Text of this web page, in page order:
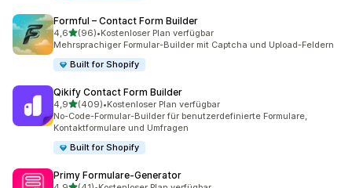
Formful – Contact Form Builder
4,6von 5 Sternen
(96)
96 Rezensionen insgesamt
•Kostenloser Plan verfügbar
Mehrsprachiger Formular-Builder mit Captcha und Upload-Feldern
Built for Shopify
Qikify Contact Form Builder
4,9von 5 Sternen
(409)
409 Rezensionen insgesamt
•Kostenloser Plan verfügbar
No-Code-Formular-Builder für benutzerdefinierte Formulare,
Kontaktformulare und Umfragen
Built for Shopify
Primy Formulare‑Generator